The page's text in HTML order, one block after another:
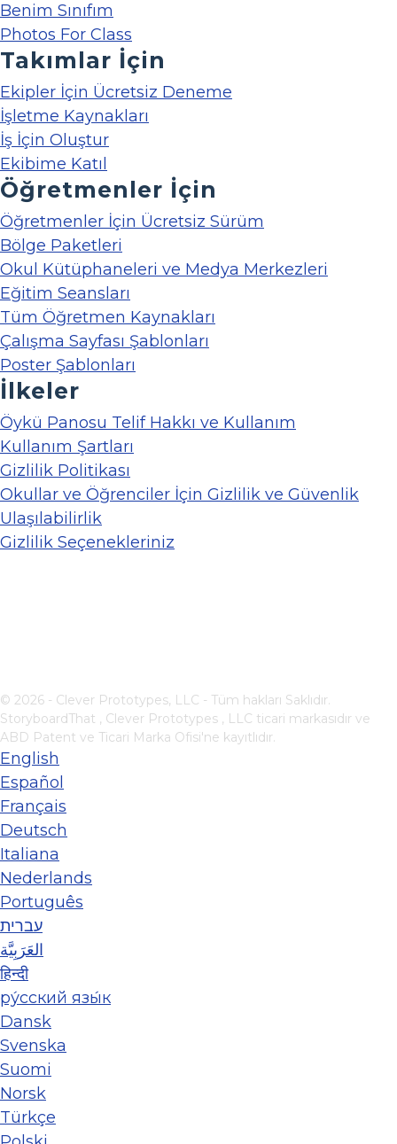
Benim Sınıfım
Photos For Class
Takımlar İçin
Ekipler İçin Ücretsiz Deneme
İşletme Kaynakları
İş İçin Oluştur
Ekibime Katıl
Öğretmenler İçin
Öğretmenler İçin Ücretsiz Sürüm
Bölge Paketleri
Okul Kütüphaneleri ve Medya Merkezleri
Eğitim Seansları
Tüm Öğretmen Kaynakları
Çalışma Sayfası Şablonları
Poster Şablonları
İlkeler
Öykü Panosu Telif Hakkı ve Kullanım
Kullanım Şartları
Gizlilik Politikası
Okullar ve Öğrenciler İçin Gizlilik ve Güvenlik
Ulaşılabilirlik
Gizlilik Seçenekleriniz
© 2026 - Clever Prototypes, LLC - Tüm hakları Saklıdır.
StoryboardThat , Clever Prototypes , LLC ticari markasıdır ve
ABD Patent ve Ticari Marka Ofisi'ne kayıtlıdır.
English
Español
Français
Deutsch
Italiana
Nederlands
Português
עברית
العَرَبِيَّة
हिन्दी
ру́сский язы́к
Dansk
Svenska
Suomi
Norsk
Türkçe